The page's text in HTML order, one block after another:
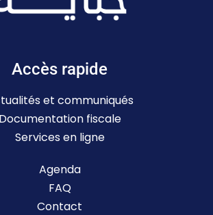
Accès rapide
et communiqués
Documentation fiscale
Services en ligne
Agenda
FAQ
Contact